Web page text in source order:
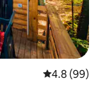
Calificación
4.8 (99)